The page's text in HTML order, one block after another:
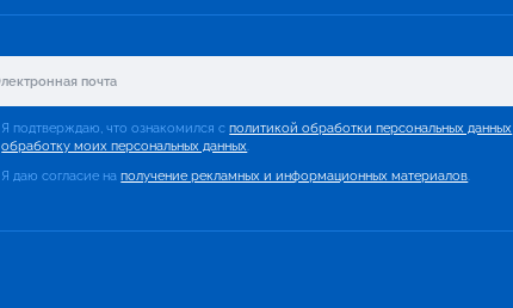
Я подтверждаю, что ознакомился сполитикой обработки персональных данных
обработку моих персональных данных.
Я даю согласие наполучение рекламных и информационных материалов.